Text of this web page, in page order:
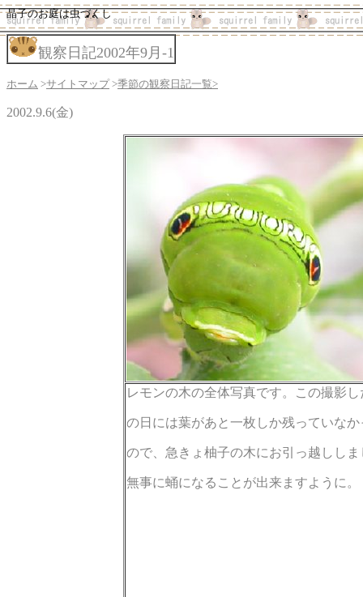
晶子のお庭は虫づくし
観察日記2002年9月-1
ホーム >サイトマップ>季節の観察日記一覧>
2002.9.6(金)
レモンの木の全体写真です。この撮影し
の日には葉があと一枚しか残っていなか
ので、急きょ柚子の木にお引っ越ししま
無事に蛹になることが出来ますように。